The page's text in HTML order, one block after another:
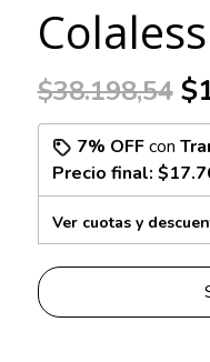
$38.198,54
7% OFFcon
Precio final:
Ver cuotas y